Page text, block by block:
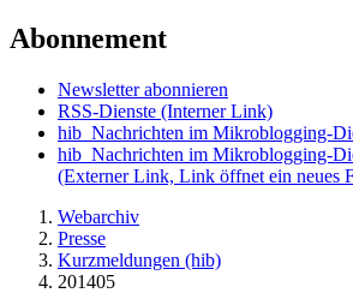
Abonnement
Newsletter abonnieren
RSS-Dienste (Interner Link)
hib_Nachrichten im Mikroblogging-
hib_Nachrichten im Mikroblogging-
(Externer Link, Link öffnet ein neues
Webarchiv
Presse
Kurzmeldungen (hib)
201405